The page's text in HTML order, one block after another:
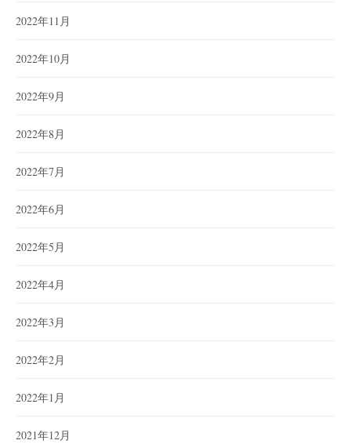
2022年11月
2022年10月
2022年9月
2022年8月
2022年7月
2022年6月
2022年5月
2022年4月
2022年3月
2022年2月
2022年1月
2021年12月